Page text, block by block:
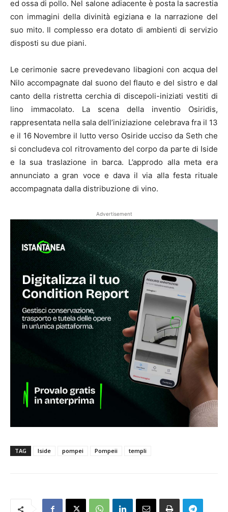
ed ossa di pollo. Nel salone adiacente è posta la sacrestia
con immagini della divinità egiziana e la narrazione del
suo mito. Il complesso era dotato di ambienti di servizio
disposti su due piani.
Le cerimonie sacre prevedevano libagioni con acqua del
Nilo accompagnate dal suono del flauto e del sistro e dal
canto della ristretta cerchia di discepoli-iniziati vestiti di
lino immacolato. La scena della inventio Osiridis,
rappresentata nella sala dell’iniziazione celebrava fra il 13
e il 16 Novembre il lutto verso Osiride ucciso da Seth che
si concludeva col ritrovamento del corpo da parte di Iside
e la sua traslazione in barca. L’approdo alla meta era
annunciato a gran voce e dava il via alla festa rituale
accompagnata dalla distribuzione di vino.
Advertisement
TAG Iside pompei Pompeii templi